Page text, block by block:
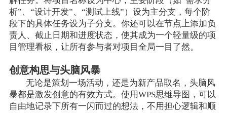
析”、“设计开发”、“测试上线”）设为主分支，每个阶
段下的具体任务设为子分支。你还可以在节点上添加负
责人、截止日期和进度状态，使其成为一个轻量级的项
目管理看板，让所有参与者对项目全局一目了然。
创意构思与头脑风暴
无论是策划一场活动，还是为新产品取名，头脑风
暴都是激发创意的有效方式。使用WPS思维导图，可以
自由地记录下所有一闪而过的想法，不用担心逻辑和顺